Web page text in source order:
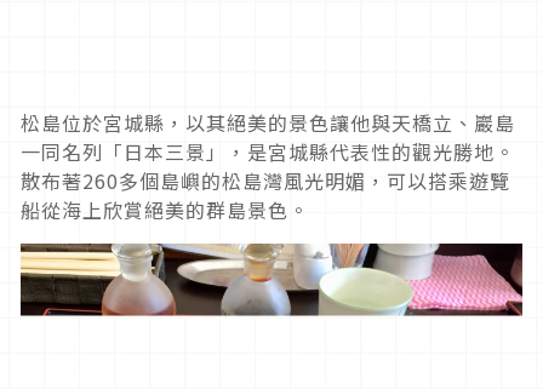
松島位於宮城縣，以其絕美的景色讓他與天橋立、巖島
一同名列「日本三景」，是宮城縣代表性的觀光勝地。
散布著260多個島嶼的松島灣風光明媚，可以搭乘遊覽
船從海上欣賞絕美的群島景色。